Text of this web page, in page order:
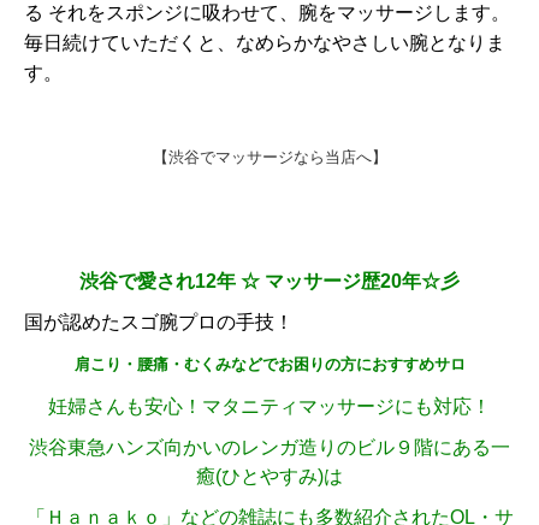
る それをスポンジに吸わせて、腕をマッサージします。
毎日続けていただくと、なめらかなやさしい腕となりま
す。
【渋谷でマッサージなら当店へ】
渋谷で愛され12年 ☆ マッサージ歴20年☆彡
国が認めたスゴ腕プロの手技！
肩こり・腰痛・むくみなどでお困りの方におすすめサロ
妊婦さんも安心！マタニティマッサージにも対応！
渋谷東急ハンズ向かいのレンガ造りのビル９階にある一
癒(ひとやすみ)は
「Ｈａｎａｋｏ」などの雑誌にも多数紹介されたOL・サ